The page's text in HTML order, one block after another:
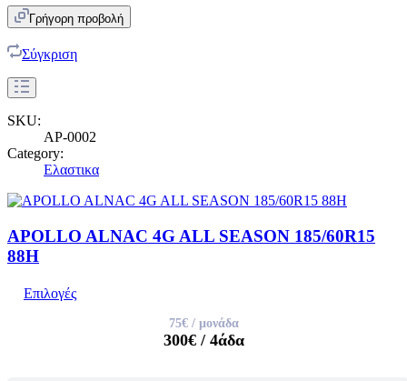
Γρήγορη προβολή
Σύγκριση
SKU:
AP-0002
Category:
Ελαστικα
APOLLO ALNAC 4G ALL SEASON 185/60R15
88H
Επιλογές
75€/ μονάδα
300€/ 4άδα